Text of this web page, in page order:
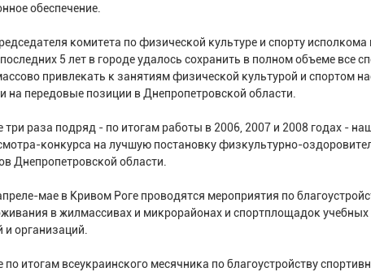
обеспечение.
комитета по физической культуре и спорту
5 лет в городе удалось сохранить в полном объеме все
привлекать к занятиям физической культурой и спортом
передовые позиции в Днепропетровской области.
три раза подряд - по итогам работы в 2006, 2007 и 2008 годах -
конкурса на лучшую постановку физкультурно-
Днепропетровской области.
мае в Кривом Роге проводятся мероприятия по
в жилмассивах и микрорайонах и спортплощадок
и организаций.
по итогам всеукраинского месячника по благоустройству